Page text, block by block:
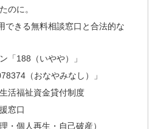
のに。
できる無料相談窓口と合法的な
「188（いやや）」
（おなやみなし）」
活福祉資金貸付制度
窓口
・個人再生・自己破産）